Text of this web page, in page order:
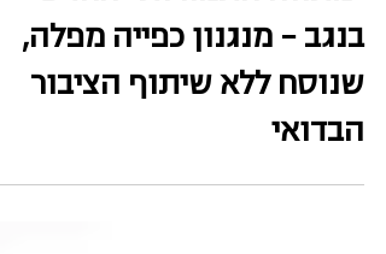
"מתווה התמורות" החדש
בנגב – מנגנון כפייה מפלה,
שנוסח ללא שיתוף הציבור